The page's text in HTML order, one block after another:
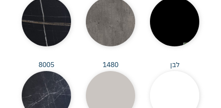
לבן 1480
8005